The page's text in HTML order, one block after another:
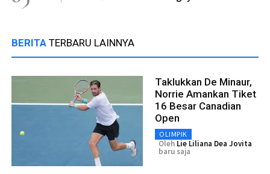
BERITA TERBARU LAINNYA
Taklukkan De Minaur,
Norrie Amankan Tiket
16 Besar Canadian
Open
OLIMPIK
Oleh Lie Liliana Dea Jovita
baru saja